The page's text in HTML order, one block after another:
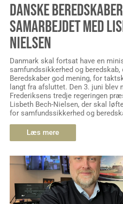
DANSKE
SAMARBEJDET MED
NIELSEN
Danmark skal fortsat have en
samfundssikkerhed og
Beredskaber god mening, for
langt fra afsluttet. Den 3. juni blev
Frederiksens tredje regeringen
Lisbeth Bech-Nielsen, der skal
for samfundssikkerhed og
Læs mere